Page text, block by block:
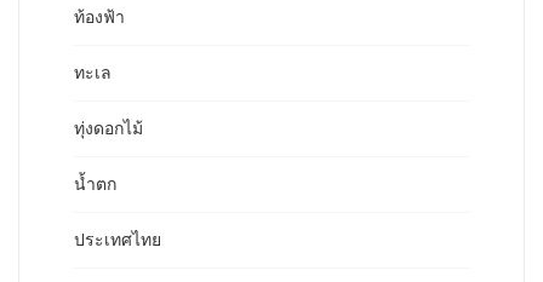
ท้องฟ้า
ทะเล
ทุ่งดอกไม้
น้ำตก
ประเทศไทย